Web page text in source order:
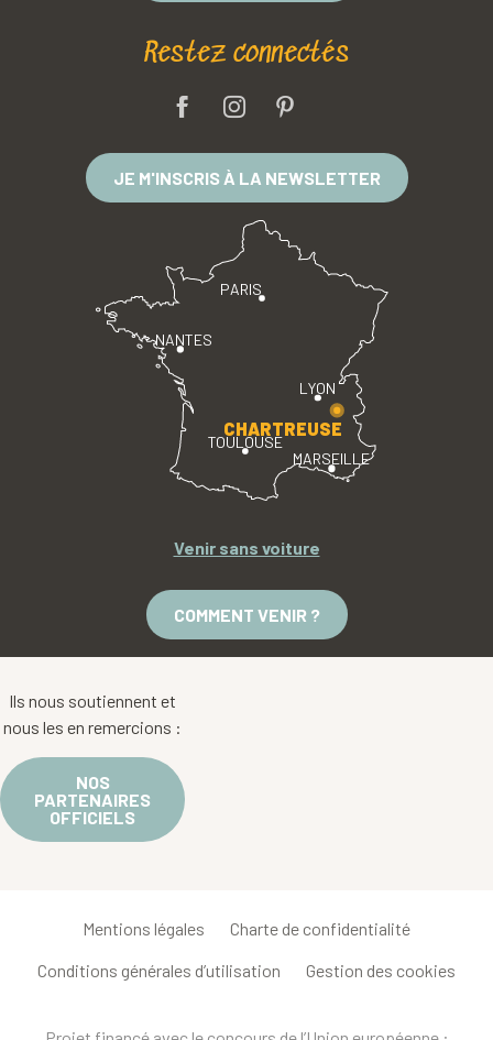
Restez connectés
JE M'INSCRIS À LA NEWSLETTER
PARIS
LYON
TOULOUSE
MARSEILLE
NANTES
CHARTREUSE
Venir sans voiture
COMMENT VENIR ?
Ils nous soutiennent et
nous les en remercions :
NOS
PARTENAIRES
OFFICIELS
Mentions légales Charte de confidentialité
Conditions générales d’utilisation Gestion des cookies